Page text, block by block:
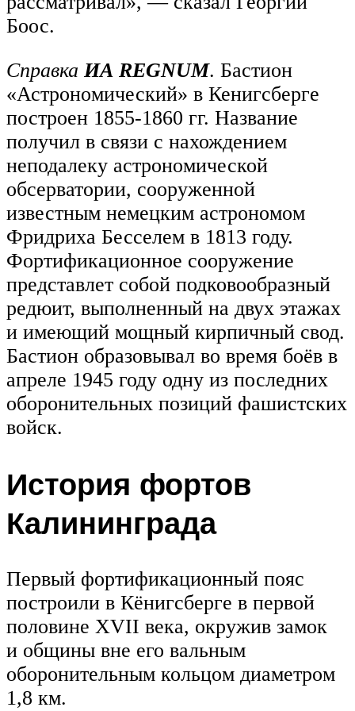
Боос.
Справка ИА REGNUM. Бастион
«Астрономический» в Кенигсберге
построен 1855-1860 гг. Название
получил в связи с нахождением
неподалеку астрономической
обсерватории, сооруженной
известным немецким астрономом
Фридриха Бесселем в 1813 году.
Фортификационное сооружение
представлет собой подковообразный
редюит, выполненный на двух этажах
и имеющий мощный кирпичный свод.
Бастион образовывал во время боёв в
апреле 1945 году одну из последних
оборонительных позиций фашистских
войск.
История фортов
Калининграда
Первый фортификационный пояс
построили в Кёнигсберге в первой
половине XVII века, окружив замок
и общины вне его вальным
оборонительным кольцом диаметром
1,8 км.